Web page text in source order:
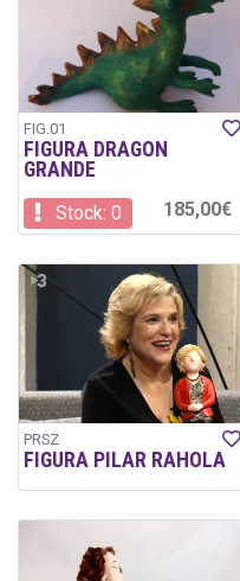
FIG.01
FIGURA DRAGON
GRANDE
Stock: 0 185,00€
PRSZ
FIGURA PILAR RAHOLA